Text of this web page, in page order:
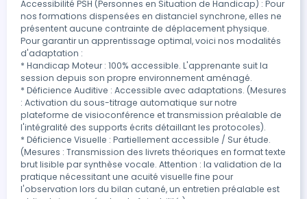
Accessibilité PSH (Personnes en Situation de Handicap) : Pour
nos formations dispensées en distanciel synchrone, elles ne
présentent aucune contrainte de déplacement physique.
Pour garantir un apprentissage optimal, voici nos modalités
d'adaptation :
* Handicap Moteur : 100% accessible. L'apprenante suit la
session depuis son propre environnement aménagé.
* Déficience Auditive : Accessible avec adaptations. (Mesures
: Activation du sous-titrage automatique sur notre
plateforme de visioconférence et transmission préalable de
l'intégralité des supports écrits détaillant les protocoles).
* Déficience Visuelle : Partiellement accessible / Sur étude.
(Mesures : Transmission des livrets théoriques en format texte
brut lisible par synthèse vocale. Attention : la validation de la
pratique nécessitant une acuité visuelle fine pour
l'observation lors du bilan cutané, un entretien préalable est